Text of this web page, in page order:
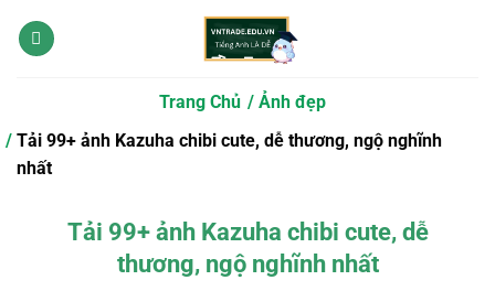
qua
Trang Chủ
Ảnh đẹp
Tải 99+ ảnh Kazuha chibi cute, dễ thương, ngộ nghĩnh
nhất
Tải 99+ ảnh Kazuha chibi cute, dễ
thương, ngộ nghĩnh nhất